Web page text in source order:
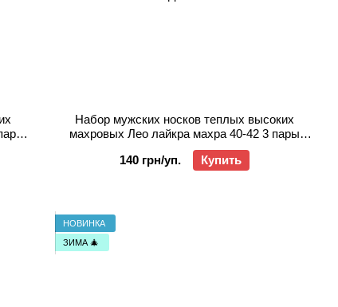
Набор мужских носков теплых высоких
махровых Лео лайкра махра 40-42 3 пары
Джинс
140 грн/уп.
Купить
НОВИНКА
ЗИМА 🎄